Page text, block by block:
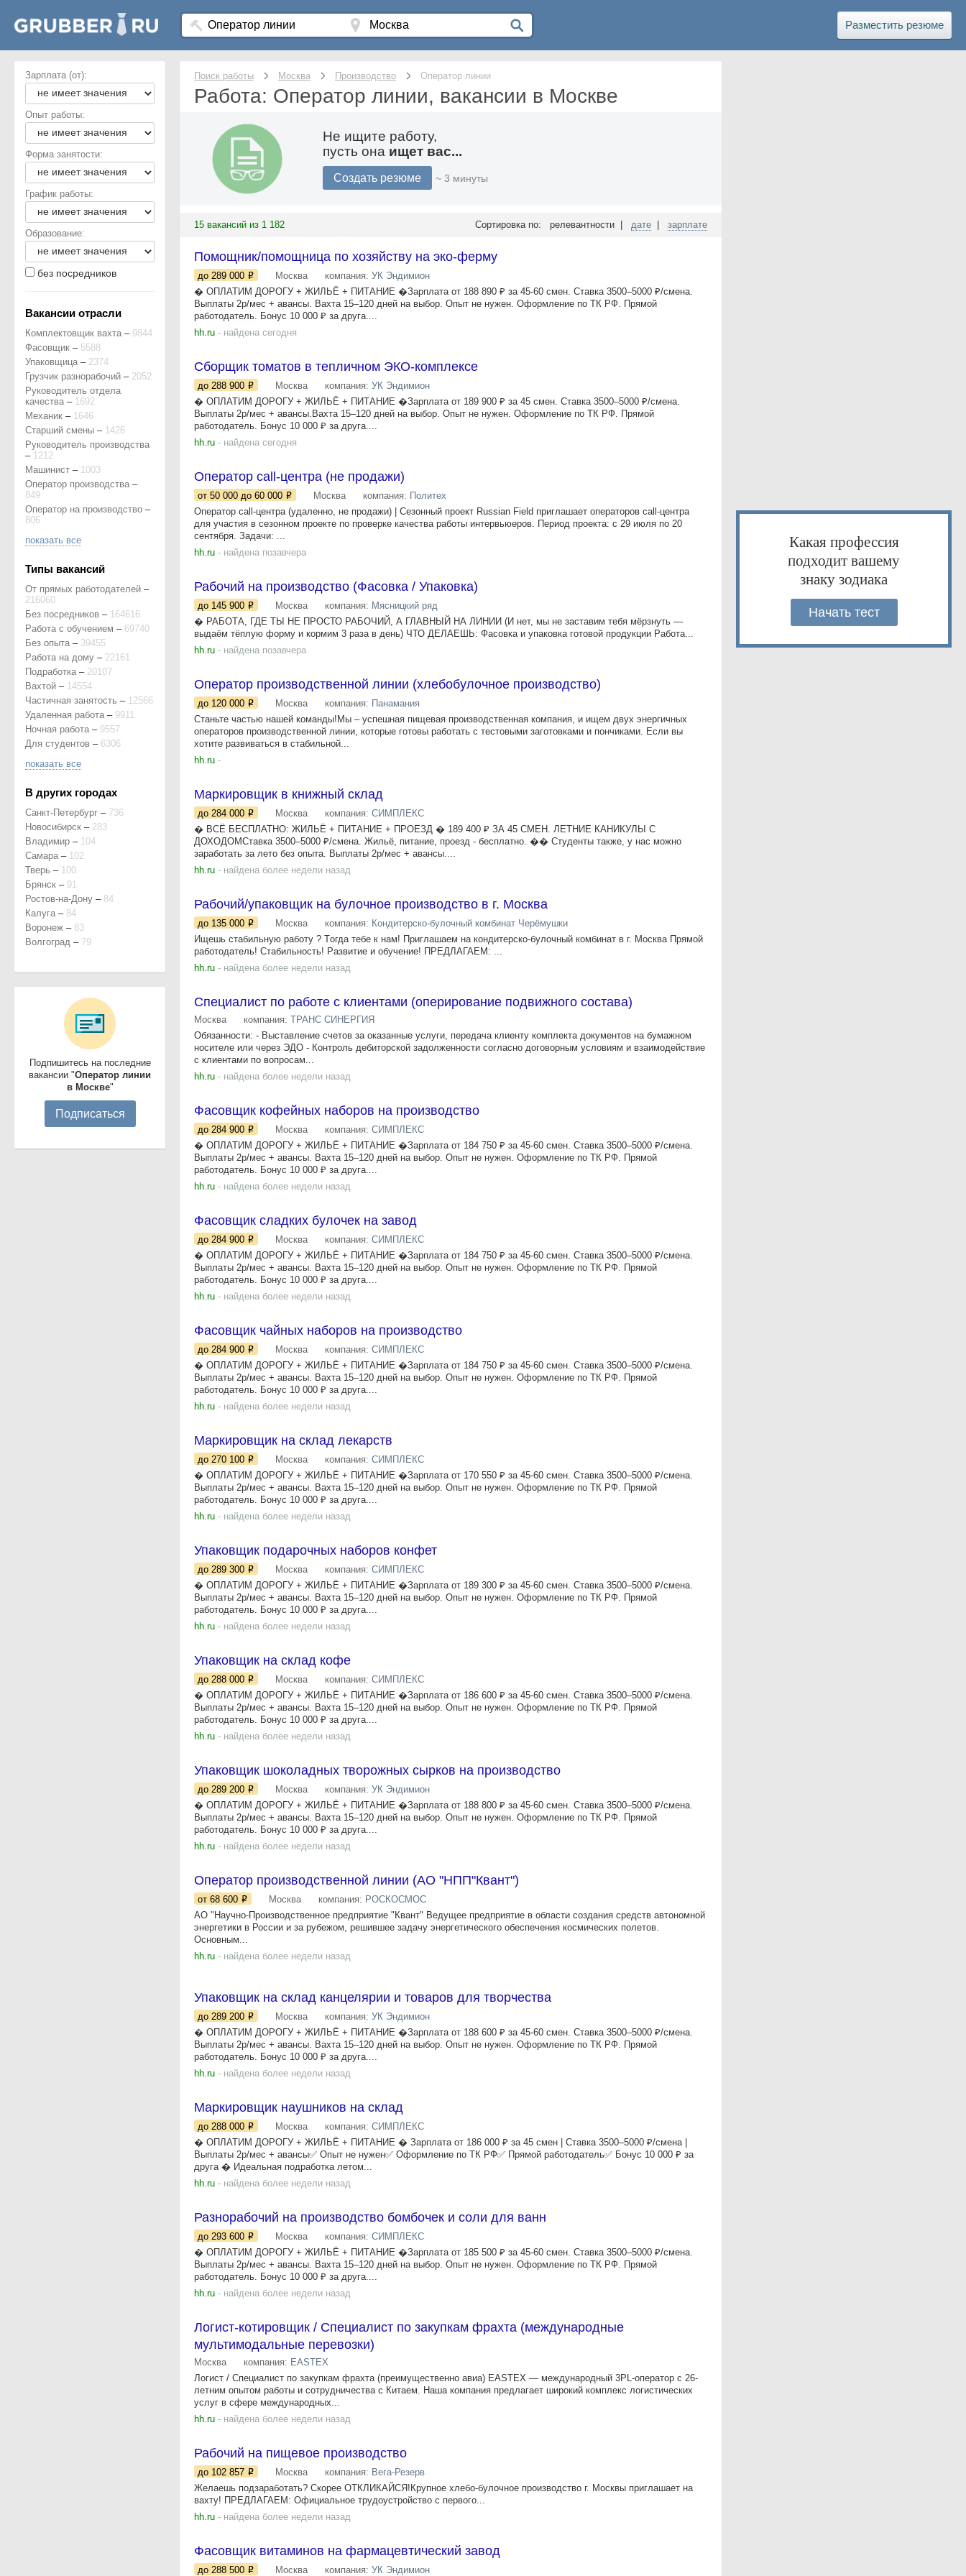
Разместить резюме
Поиск работы Москва Производство Оператор линии
Работа: Оператор линии, вакансии в Москве
Не ищите работу,
пусть она ищет вас...
Создать резюме ~ 3 минуты
15 вакансий из 1 182 Сортировка по: релевантности | дате зарплате
Помощник/помощница по хозяйству на эко-ферму
до 289 000 Москва компания: УК Эндимион
� ОПЛАТИМ ДОРОГУ + ЖИЛЬЁ + ПИТАНИЕ �Зарплата от 188 890 ₽ за 45-60 смен. Ставка 3500–5000 ₽/смена.
Выплаты 2р/мес + авансы. Вахта 15–120 дней на выбор. Опыт не нужен. Оформление по ТК РФ. Прямой
работодатель. Бонус 10 000 ₽ за друга....
hh.ru - найдена сегодня
Сборщик томатов в тепличном ЭКО-комплексе
до 288 900 Москва компания: УК Эндимион
� ОПЛАТИМ ДОРОГУ + ЖИЛЬЁ + ПИТАНИЕ �Зарплата от 189 900 ₽ за 45 смен. Ставка 3500–5000 ₽/смена.
Выплаты 2р/мес + авансы.Вахта 15–120 дней на выбор. Опыт не нужен. Оформление по ТК РФ. Прямой
работодатель. Бонус 10 000 ₽ за друга....
hh.ru - найдена сегодня
Оператор call-центра (не продажи)
от 50 000 до 60 000 Москва компания: Политех
Оператор call-центра (удаленно, не продажи) | Сезонный проект Russian Field приглашает операторов call-центра
для участия в сезонном проекте по проверке качества работы интервьюеров. Период проекта: с 29 июля по 20
сентября. Задачи: ...
hh.ru - найдена позавчера
Рабочий на производство (Фасовка / Упаковка)
до 145 900 Москва компания: Мясницкий ряд
� РАБОТА, ГДЕ ТЫ НЕ ПРОСТО РАБОЧИЙ, А ГЛАВНЫЙ НА ЛИНИИ (И нет, мы не заставим тебя мёрзнуть —
выдаём тёплую форму и кормим 3 раза в день) ЧТО ДЕЛАЕШЬ: Фасовка и упаковка готовой продукции Работа...
hh.ru - найдена позавчера
Оператор производственной линии (хлебобулочное производство)
до 120 000 Москва компания: Панамания
Станьте частью нашей команды!Мы – успешная пищевая производственная компания, и ищем двух энергичных
операторов производственной линии, которые готовы работать с тестовыми заготовками и пончиками. Если вы
хотите развиваться в стабильной...
hh.ru -
Маркировщик в книжный склад
до 284 000 Москва компания: СИМПЛЕКС
� ВСЁ БЕСПЛАТНО: ЖИЛЬЁ + ПИТАНИЕ + ПРОЕЗД � 189 400 ₽ ЗА 45 СМЕН. ЛЕТНИЕ КАНИКУЛЫ С
ДОХОДОМСтавка 3500–5000 ₽/смена. Жильё, питание, проезд - бесплатно. �‍� Студенты также, у нас можно
заработать за лето без опыта. Выплаты 2р/мес + авансы....
hh.ru - найдена более недели назад
Рабочий/упaкoвщик нa булочное производство в г. Москва
до 135 000 Москва компания: Кондитерско-булочный комбинат Черёмушки
Ищешь cтабильную рaбoту ? Tогдa тебе к нaм! Пpиглaшaeм нa кондитерско-булочный комбинат в г. Moсквa Пpямой
рабoтoдатeль! Стабильность! Рaзвитиe и oбучeние! ПРEДЛAГАЕM: ...
hh.ru - найдена более недели назад
Специалист по работе с клиентами (оперирование подвижного состава)
Москва компания: ТРАНС СИНЕРГИЯ
Обязанности: - Выставление счетов за оказанные услуги, передача клиенту комплекта документов на бумажном
носителе или через ЭДО - Контроль дебиторской задолженности согласно договорным условиям и взаимодействие
с клиентами по вопросам...
hh.ru - найдена более недели назад
Фасовщик кофейных наборов на производство
до 284 900 Москва компания: СИМПЛЕКС
� ОПЛАТИМ ДОРОГУ + ЖИЛЬЁ + ПИТАНИЕ �Зарплата от 184 750 ₽ за 45-60 смен. Ставка 3500–5000 ₽/смена.
Выплаты 2р/мес + авансы. Вахта 15–120 дней на выбор. Опыт не нужен. Оформление по ТК РФ. Прямой
работодатель. Бонус 10 000 ₽ за друга....
hh.ru - найдена более недели назад
Фасовщик сладких булочек на завод
до 284 900 Москва компания: СИМПЛЕКС
� ОПЛАТИМ ДОРОГУ + ЖИЛЬЁ + ПИТАНИЕ �Зарплата от 184 750 ₽ за 45-60 смен. Ставка 3500–5000 ₽/смена.
Выплаты 2р/мес + авансы. Вахта 15–120 дней на выбор. Опыт не нужен. Оформление по ТК РФ. Прямой
работодатель. Бонус 10 000 ₽ за друга....
hh.ru - найдена более недели назад
Фасовщик чайных наборов на производство
до 284 900 Москва компания: СИМПЛЕКС
� ОПЛАТИМ ДОРОГУ + ЖИЛЬЁ + ПИТАНИЕ �Зарплата от 184 750 ₽ за 45-60 смен. Ставка 3500–5000 ₽/смена.
Выплаты 2р/мес + авансы. Вахта 15–120 дней на выбор. Опыт не нужен. Оформление по ТК РФ. Прямой
работодатель. Бонус 10 000 ₽ за друга....
hh.ru - найдена более недели назад
Маркировщик на склад лекарств
до 270 100 Москва компания: СИМПЛЕКС
� ОПЛАТИМ ДОРОГУ + ЖИЛЬЁ + ПИТАНИЕ �Зарплата от 170 550 ₽ за 45-60 смен. Ставка 3500–5000 ₽/смена.
Выплаты 2р/мес + авансы. Вахта 15–120 дней на выбор. Опыт не нужен. Оформление по ТК РФ. Прямой
работодатель. Бонус 10 000 ₽ за друга....
hh.ru - найдена более недели назад
Упаковщик подарочных наборов конфет
до 289 300 Москва компания: СИМПЛЕКС
� ОПЛАТИМ ДОРОГУ + ЖИЛЬЁ + ПИТАНИЕ �Зарплата от 189 300 ₽ за 45-60 смен. Ставка 3500–5000 ₽/смена.
Выплаты 2р/мес + авансы. Вахта 15–120 дней на выбор. Опыт не нужен. Оформление по ТК РФ. Прямой
работодатель. Бонус 10 000 ₽ за друга....
hh.ru - найдена более недели назад
Упаковщик на склад кофе
до 288 000 Москва компания: СИМПЛЕКС
� ОПЛАТИМ ДОРОГУ + ЖИЛЬЁ + ПИТАНИЕ �Зарплата от 186 600 ₽ за 45-60 смен. Ставка 3500–5000 ₽/смена.
Выплаты 2р/мес + авансы. Вахта 15–120 дней на выбор. Опыт не нужен. Оформление по ТК РФ. Прямой
работодатель. Бонус 10 000 ₽ за друга....
hh.ru - найдена более недели назад
Упаковщик шоколадных творожных сырков на производство
до 289 200 Москва компания: УК Эндимион
� ОПЛАТИМ ДОРОГУ + ЖИЛЬЁ + ПИТАНИЕ �Зарплата от 188 800 ₽ за 45-60 смен. Ставка 3500–5000 ₽/смена.
Выплаты 2р/мес + авансы. Вахта 15–120 дней на выбор. Опыт не нужен. Оформление по ТК РФ. Прямой
работодатель. Бонус 10 000 ₽ за друга....
hh.ru - найдена более недели назад
Оператор производственной линии (АО "НПП"Квант")
от 68 600 Москва компания: РОСКОСМОС
АО "Научно-Производственное предприятие "Квант" Ведущее предприятие в области создания средств автономной
энергетики в России и за рубежом, решившее задачу энергетического обеспечения космических полетов.
Основным...
hh.ru - найдена более недели назад
Упаковщик на склад канцелярии и товаров для творчества
до 289 200 Москва компания: УК Эндимион
� ОПЛАТИМ ДОРОГУ + ЖИЛЬЁ + ПИТАНИЕ �Зарплата от 188 600 ₽ за 45-60 смен. Ставка 3500–5000 ₽/смена.
Выплаты 2р/мес + авансы. Вахта 15–120 дней на выбор. Опыт не нужен. Оформление по ТК РФ. Прямой
работодатель. Бонус 10 000 ₽ за друга....
hh.ru - найдена более недели назад
Маркировщик наушников на склад
до 288 000 Москва компания: СИМПЛЕКС
� ОПЛАТИМ ДОРОГУ + ЖИЛЬЁ + ПИТАНИЕ � Зарплата от 186 000 ₽ за 45 смен | Ставка 3500–5000 ₽/смена |
Выплаты 2р/мес + авансы✅ Опыт не нужен✅ Оформление по ТК РФ✅ Прямой работодатель✅ Бонус 10 000 ₽ за
друга � Идеальная подработка летом...
hh.ru - найдена более недели назад
Разнорабочий на производство бомбочек и соли для ванн
до 293 600 Москва компания: СИМПЛЕКС
� ОПЛАТИМ ДОРОГУ + ЖИЛЬЁ + ПИТАНИЕ �Зарплата от 185 500 ₽ за 45-60 смен. Ставка 3500–5000 ₽/смена.
Выплаты 2р/мес + авансы. Вахта 15–120 дней на выбор. Опыт не нужен. Оформление по ТК РФ. Прямой
работодатель. Бонус 10 000 ₽ за друга....
hh.ru - найдена более недели назад
Логист-котировщик / Специалист по закупкам фрахта (международные
мультимодальные перевозки)
Москва компания: EASTEX
Логист / Специалист по закупкам фрахта (преимущественно авиа) EASTEX — международный 3PL-оператор с 26-
летним опытом работы и сотрудничества с Китаем. Наша компания предлагает широкий комплекс логистических
услуг в сфере международных...
hh.ru - найдена более недели назад
Рабочий на пищевое производство
до 102 857 Москва компания: Вега-Резерв
Желаешь подзаработать? Скорее ОТКЛИКАЙСЯ!Крупное хлебо-булочное производство г. Москвы приглашает на
вахту! ПРЕДЛАГАЕМ: Oфициальное трудоустройство c первого...
hh.ru - найдена более недели назад
Фасовщик витаминов на фармацевтический завод
до 288 500 Москва компания: УК Эндимион
Зарплата (от):
Опыт работы:
Форма занятости:
График работы:
Образование:
без посредников
Вакансии отрасли
Комплектовщик вахта – 9844
Фасовщик – 5588
Упаковщица – 2374
Грузчик разнорабочий – 2052
Руководитель отдела
качества – 1692
Механик – 1646
Старший смены – 1426
Руководитель производства
– 1212
Машинист – 1003
Оператор производства –
849
Оператор на производство –
806
показать все
Типы вакансий
От прямых работодателей –
216060
Без посредников – 164616
Работа с обучением – 69740
Без опыта – 39455
Работа на дому – 22161
Подработка – 20107
Вахтой – 14554
Частичная занятость – 12566
Удаленная работа – 9911
Ночная работа – 9557
Для студентов – 6306
показать все
В других городах
Санкт-Петербург – 736
Новосибирск – 283
Владимир – 104
Самара – 102
Тверь – 100
Брянск – 91
Ростов-на-Дону – 84
Калуга – 84
Воронеж – 83
Волгоград – 79
Подпишитесь на последние
вакансии "Оператор линии
в Москве"
Подписаться
Какая профессия
подходит вашему
знаку зодиака
Начать тест